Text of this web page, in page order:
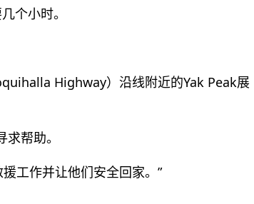
个小时。
Highway）沿线附近的Yak Peak展
帮助。
工作并让他们安全回家。”